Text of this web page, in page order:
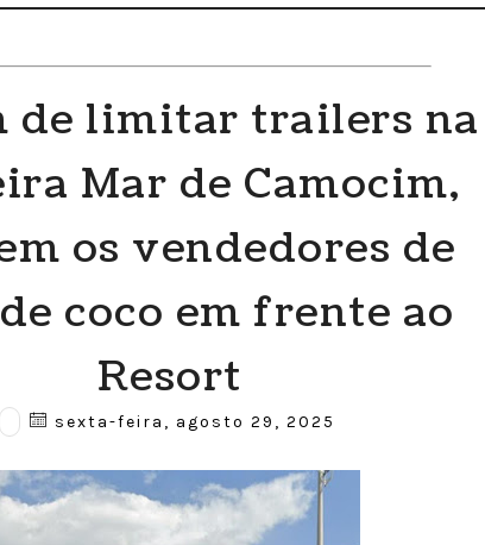
de limitar trailers na
Mar de Camocim,
os vendedores de
coco em frente ao
Resort
sexta-feira, agosto 29, 2025